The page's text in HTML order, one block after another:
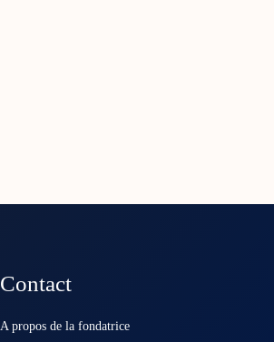
Contact
A propos de la fondatrice